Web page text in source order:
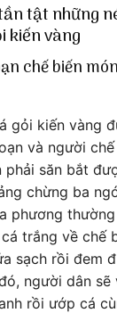
tật những
kiến vàng
chế biến
gỏi kiến vàng
và người
săn bắt
chừng ba
phương
trắng về chế
sạch rồi đem
người dân
rồi ướp cá